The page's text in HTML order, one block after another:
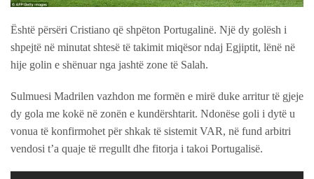
Është përsëri Cristiano që shpëton Portugalinë. Një dy golësh i
shpejtë në minutat shtesë të takimit miqësor ndaj Egjiptit, lënë në
hije golin e shënuar nga jashtë zone të Salah.
Sulmuesi Madrilen vazhdon me formën e mirë duke arritur të gjeje
dy gola me kokë në zonën e kundërshtarit. Ndonëse goli i dytë u
vonua të konfirmohet për shkak të sistemit VAR, në fund arbitri
vendosi t’a quaje të rregullt dhe fitorja i takoi Portugalisë.